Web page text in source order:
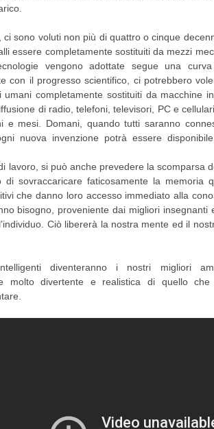
ci sono voluti non più di quattro o cinque
essere completamente sostituiti da mezzi
vengono adottate segue una
con il progresso scientifico, ci potrebbero
umani completamente sostituiti da macchine
di radio, telefoni, televisori, PC e
e mesi. Domani, quando tutti saranno
nuova invenzione potrà essere
lavoro, si può anche prevedere la scomparsa
di sovraccaricare faticosamente la memoria
che danno loro accesso immediato alla
bisogno, proveniente dai migliori
Ciò libererà la nostra mente ed il
diventeranno i nostri migliori
molto divertente e realistica di quello